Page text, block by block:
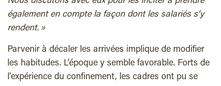
également en compte la façon dont les salariés s’y
rendent. »
Parvenir à décaler les arrivées implique de modifier
les habitudes. L’époque y semble favorable. Forts de
l’expérience du confinement, les cadres ont pu se